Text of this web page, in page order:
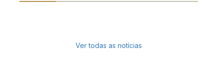
Ver todas as notícias